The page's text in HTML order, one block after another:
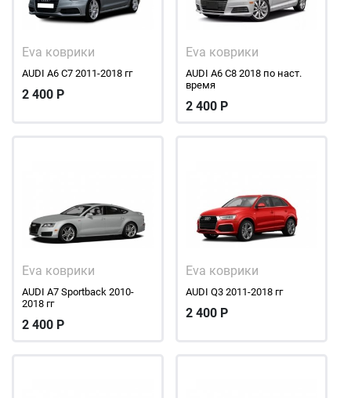
Eva коврики
AUDI A6 С7 2011-2018 гг
2 400 Р
Eva коврики
AUDI A6 С8 2018 по наст.
время
2 400 Р
Eva коврики
AUDI A7 Sportbaсk 2010-
2018 гг
2 400 Р
Eva коврики
AUDI Q3 2011-2018 гг
2 400 Р